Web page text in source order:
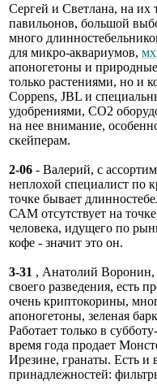
Сергей и Светлана, на их
павильонов, большой
много
для микро-аквариумов,
апоногетоны и
только растениями, но и
Coppens, JBL и
удобрениями, СО2
на нее внимание,
скейперам.
2-06 - Валерий, с
неплохой специалист по
точке бывает
САМ отсутствует на
человека, идущего по
кофе - значит это он.
3-31 , Анатолий Воронин,
своего разведения, есть
очень криптокорины,
апоногетоны, зеленая
Работает только в
время года продает
Ирезине, гранаты. Есть
принадлежностей: